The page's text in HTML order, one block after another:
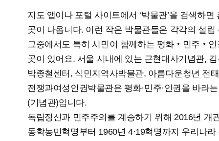
지도 앱이나 포털 사이트에서 ‘박물관’을 검색하
곳이 나옵니다. 이런 작은 박물관들은 각각의 설
그중에서도 특히 시민이 함께하는 평화‧민주‧
곳이 있어요. 서울 시내에 있는 근현대사기념관,
박종철센터, 식민지역사박물관, 아름다운청년 전
전쟁과여성인권박물관은 평화·민주·인권을 바라
(기념관)입니다.
독립정신과 민주주의를 계승하기 위해 2016년 개
동학농민혁명부터 1960년 4·19혁명까지 우리나